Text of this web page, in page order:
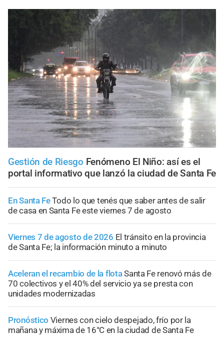
Gestión de Riesgo Fenómeno El Niño: así es el
portal informativo que lanzó la ciudad de Santa Fe
En Santa FeTodo lo que tenés que saber antes de salir
de casa en Santa Fe este viernes 7 de agosto
Viernes 7 de agosto de 2026 El tránsito en la provincia
de Santa Fe; la información minuto a minuto
Aceleran el recambio de la flotaSanta Fe renovó más de
70 colectivos y el 40% del servicio ya se presta con
unidades modernizadas
Pronóstico Viernes con cielo despejado, frío por la
mañana y máxima de 16°C en la ciudad de Santa Fe